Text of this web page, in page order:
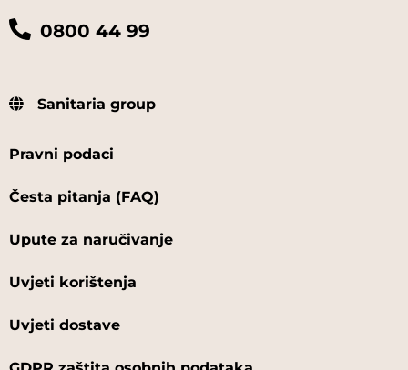
0800 44 99
Sanitaria group
Pravni podaci
Česta pitanja (FAQ)
Upute za naručivanje
Uvjeti korištenja
Uvjeti dostave